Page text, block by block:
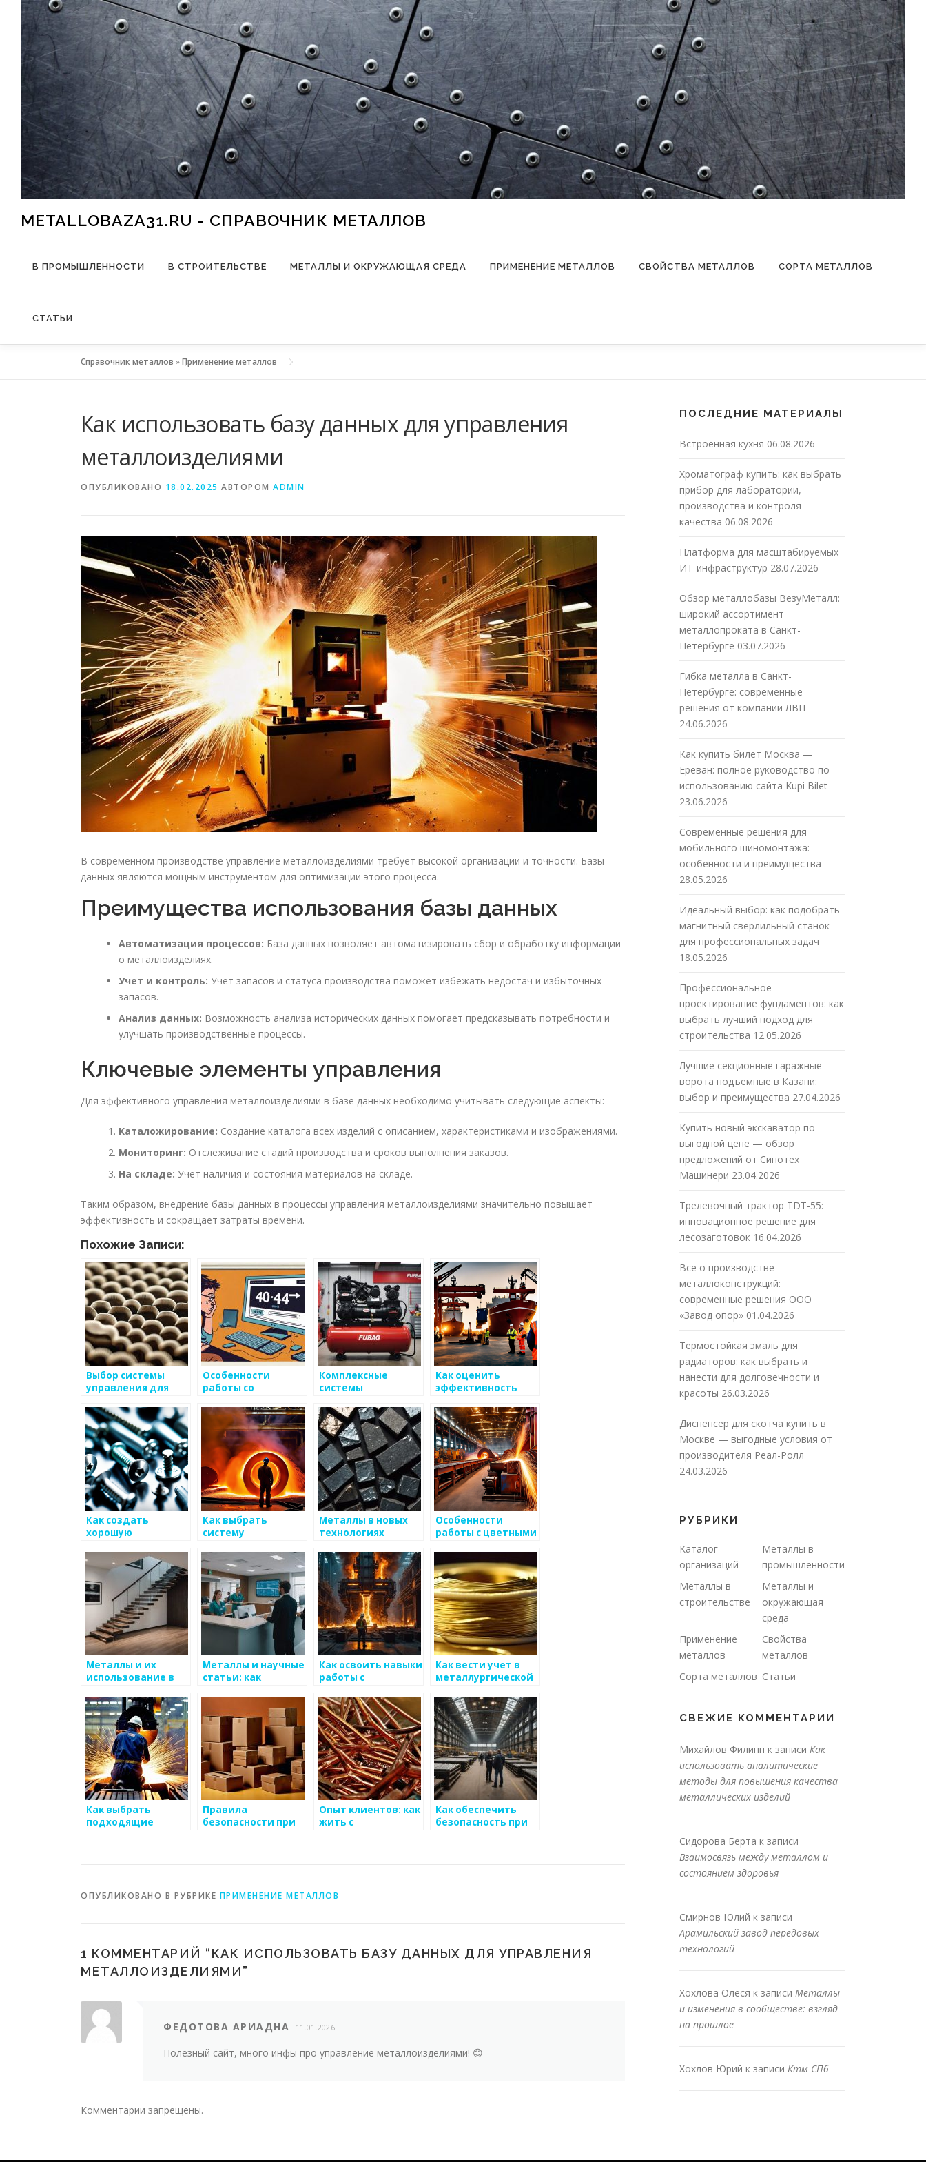
Перейти к содержимому
METALLOBAZA31.RU - СПРАВОЧНИК МЕТАЛЛОВ
В ПРОМЫШЛЕННОСТИ В СТРОИТЕЛЬСТВЕ МЕТАЛЛЫ И ОКРУЖАЮЩАЯ СРЕДА ПРИМЕНЕНИЕ МЕТАЛЛОВ СВОЙСТВА МЕТАЛЛОВ СОРТА МЕТАЛЛОВ
СТАТЬИ
Справочник металлов »Применение металлов
Как использовать базу данных для управления
металлоизделиями
ОПУБЛИКОВАНО 18.02.2025 АВТОРОМ ADMIN
В современном производстве управление металлоизделиями требует высокой организации и точности. Базы
данных являются мощным инструментом для оптимизации этого процесса.
Преимущества использования базы данных
Автоматизация процессов: База данных позволяет автоматизировать сбор и обработку информации
о металлоизделиях.
Учет и контроль: Учет запасов и статуса производства поможет избежать недостач и избыточных
запасов.
Анализ данных: Возможность анализа исторических данных помогает предсказывать потребности и
улучшать производственные процессы.
Ключевые элементы управления
Для эффективного управления металлоизделиями в базе данных необходимо учитывать следующие аспекты:
Каталожирование: Создание каталога всех изделий с описанием, характеристиками и изображениями.
Мониторинг: Отслеживание стадий производства и сроков выполнения заказов.
На складе: Учет наличия и состояния материалов на складе.
Таким образом, внедрение базы данных в процессы управления металлоизделиями значительно повышает
эффективность и сокращает затраты времени.
Похожие Записи:
Выбор системы
управления для
металлоизделий
Особенности
работы со
металлоизделиями
Комплексные
системы
металлургии
Как оценить
эффективность
металлоизделиями
Как создать
хорошую
работы с
металлоизделиями
Как выбрать
систему
металлургического
предприятия
Металлы в новых
технологиях
Особенности
работы с цветными
Металлы и их
использование в
Металлы и научные
статьи: как
Как освоить навыки
работы с
Как вести учет в
металлургической
Как выбрать
подходящие
Правила
безопасности при
Опыт клиентов: как
жить с
Как обеспечить
безопасность при
ОПУБЛИКОВАНО В РУБРИКЕ ПРИМЕНЕНИЕ МЕТАЛЛОВ
1 КОММЕНТАРИЙ “КАК ИСПОЛЬЗОВАТЬ БАЗУ ДАННЫХ ДЛЯ УПРАВЛЕНИЯ
МЕТАЛЛОИЗДЕЛИЯМИ”
ФЕДОТОВА АРИАДНА 11.01.2026
Полезный сайт, много инфы про управление металлоизделиями! 😊
Комментарии запрещены.
ПОСЛЕДНИЕ МАТЕРИАЛЫ
Встроенная кухня 06.08.2026
Хроматограф купить: как выбрать
прибор для лаборатории,
производства и контроля
качества 06.08.2026
Платформа для масштабируемых
ИТ-инфраструктур 28.07.2026
Обзор металлобазы ВезуМеталл:
широкий ассортимент
металлопроката в Санкт-
Петербурге 03.07.2026
Гибка металла в Санкт-
Петербурге: современные
решения от компании ЛВП
24.06.2026
Как купить билет Москва —
Ереван: полное руководство по
использованию сайта Kupi Bilet
23.06.2026
Современные решения для
мобильного шиномонтажа:
особенности и преимущества
28.05.2026
Идеальный выбор: как подобрать
магнитный сверлильный станок
для профессиональных задач
18.05.2026
Профессиональное
проектирование фундаментов: как
выбрать лучший подход для
строительства 12.05.2026
Лучшие секционные гаражные
ворота подъемные в Казани:
выбор и преимущества 27.04.2026
Купить новый экскаватор по
выгодной цене — обзор
предложений от Синотех
Машинери 23.04.2026
Трелевочный трактор TDT-55:
инновационное решение для
лесозаготовок 16.04.2026
Все о производстве
металлоконструкций:
современные решения ООО
«Завод опор» 01.04.2026
Термостойкая эмаль для
радиаторов: как выбрать и
нанести для долговечности и
красоты 26.03.2026
Диспенсер для скотча купить в
Москве — выгодные условия от
производителя Реал-Ролл
24.03.2026
РУБРИКИ
Каталог
организаций
Металлы в
промышленности
Металлы в
строительстве
Металлы и
окружающая
среда
Применение
металлов
Свойства
металлов
Сорта металлов Статьи
СВЕЖИЕ КОММЕНТАРИИ
Михайлов Филипп к записи Как
использовать аналитические
методы для повышения качества
металлических изделий
Сидорова Берта к записи
Взаимосвязь между металлом и
состоянием здоровья
Смирнов Юлий к записи
Арамильский завод передовых
технологий
Хохлова Олеся к записи Металлы
и изменения в сообществе: взгляд
на прошлое
Хохлов Юрий к записи Ктм СПб